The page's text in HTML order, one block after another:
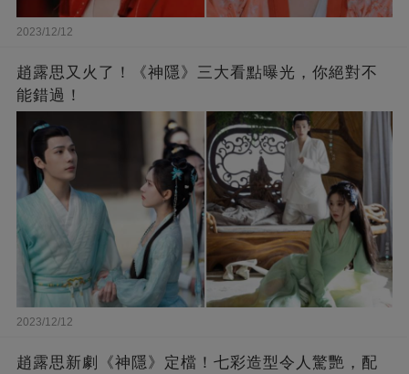
2023/12/12
趙露思又火了！《神隱》三大看點曝光，你絕對不
能錯過！
2023/12/12
趙露思新劇《神隱》定檔！七彩造型令人驚艷，配